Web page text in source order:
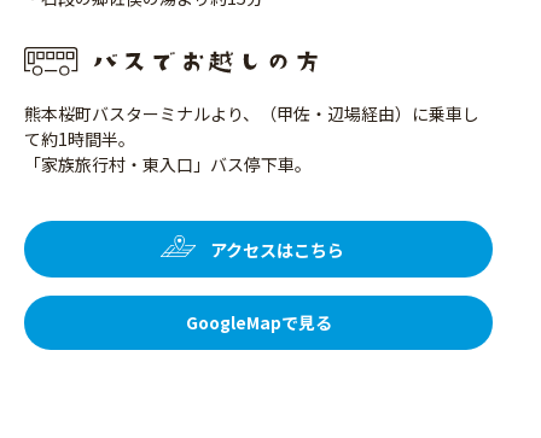
熊本桜町バスターミナルより、（甲佐・辺場経由）に乗車し
て約1時間半。
「家族旅行村・東入口」バス停下車。
アクセスはこちら
GoogleMapで見る